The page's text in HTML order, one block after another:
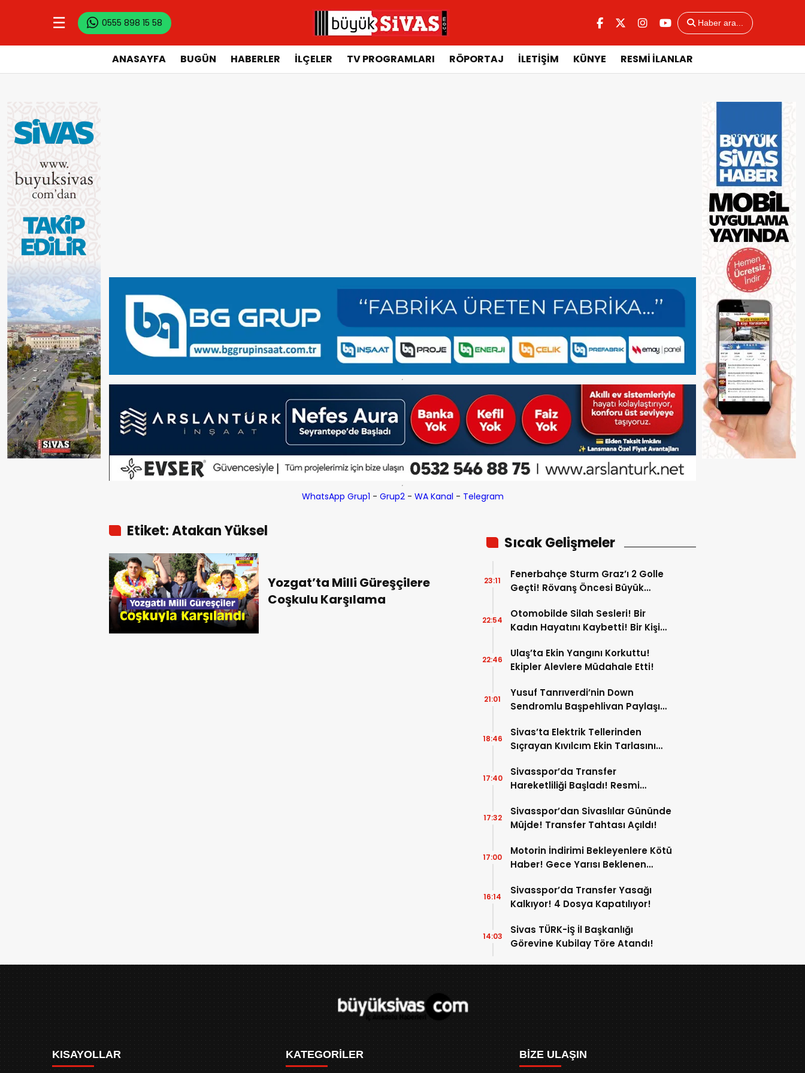
☰ 0555 898 15 58 Haber ara...
ANASAYFA BUGÜN HABERLER İLÇELER TV PROGRAMLARI RÖPORTAJ İLETİŞİM KÜNYE RESMİ İLANLAR
WhatsApp Grup1 - Grup2- WA Kanal - Telegram
Etiket: Atakan Yüksel
Yozgat’ta Milli Güreşçilere
Coşkulu Karşılama
Sıcak Gelişmeler
Fenerbahçe Sturm Graz’ı 2 Golle
Geçti! Rövanş Öncesi Büyük
23:11
Otomobilde Silah Sesleri! Bir
Kadın Hayatını Kaybetti! Bir Kişi
22:54
Ulaş’ta Ekin Yangını Korkuttu!
Ekipler Alevlere Müdahale Etti!
22:46
Yusuf Tanrıverdi’nin Down
Sendromlu Başpehlivan Paylaşımı
21:01
Sivas’ta Elektrik Tellerinden
Sıçrayan Kıvılcım Ekin Tarlasını
18:46
Sivasspor’da Transfer
Hareketliliği Başladı! Resmi
17:40
Sivasspor’dan Sivaslılar Gününde
Müjde! Transfer Tahtası Açıldı!
17:32
Motorin İndirimi Bekleyenlere Kötü
Haber! Gece Yarısı Beklenen
17:00
Sivasspor’da Transfer Yasağı
Kalkıyor! 4 Dosya Kapatılıyor!
16:14
Sivas TÜRK-İŞ İl Başkanlığı
Görevine Kubilay Töre Atandı!
14:03
KISAYOLLAR KATEGORİLER BİZE ULAŞIN